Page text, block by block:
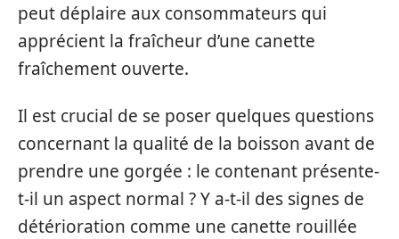
peut déplaire aux consommateurs qui
apprécient la fraîcheur d’une canette
fraîchement ouverte.
Il est crucial de se poser quelques questions
concernant la qualité de la boisson avant de
prendre une gorgée : le contenant présente-
t-il un aspect normal ? Y a-t-il des signes de
détérioration comme une canette rouillée